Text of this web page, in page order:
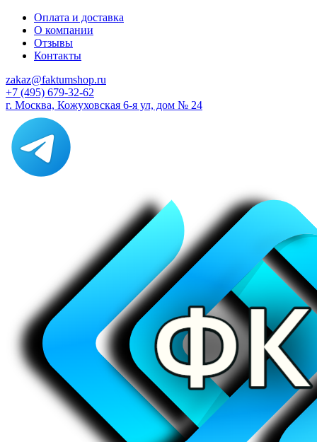
Оплата и доставка
О компании
Отзывы
Контакты
zakaz@faktumshop.ru
+7 (495) 679-32-62
г. Москва, Кожуховская 6-я ул, дом № 24